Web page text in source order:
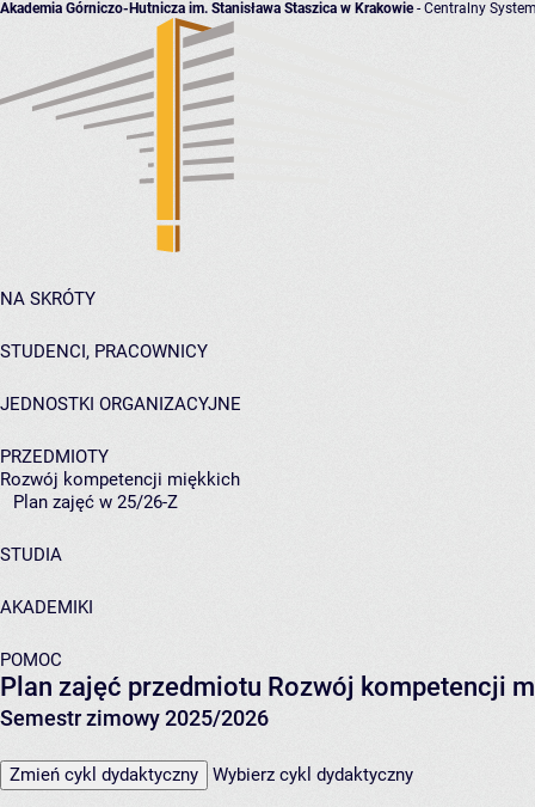
Akademia Górniczo-Hutnicza im. Stanisława Staszica w Krakowie- Centralny
NA SKRÓTY
STUDENCI, PRACOWNICY
JEDNOSTKI ORGANIZACYJNE
PRZEDMIOTY
Rozwój kompetencji miękkich
Plan zajęć w 25/26-Z
STUDIA
AKADEMIKI
POMOC
Plan zajęć przedmiotu Rozwój kompetencji
Semestr zimowy 2025/2026
Zmień cykl dydaktyczny Wybierz cykl dydaktyczny